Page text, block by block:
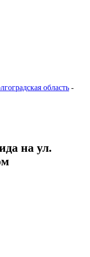
область -
на ул.